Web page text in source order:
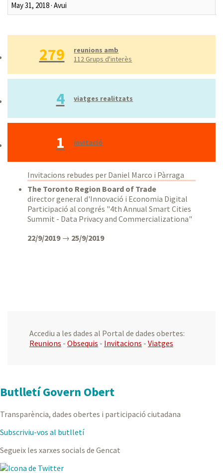
Darrers tres mesos
Darrer any
Rang personalitzat
279
reunions amb
112 Grups d'interès
4 viatges realitzats
1 invitació
Invitacions rebudes per Daniel Marco i Pàrraga
The Toronto Region Board of Trade
director general d'Innovació i Economia Digital
Participació al congrés "4th Annual Smart Cities
Summit - Data Privacy and Commercializationa"
22/9/2019→ 25/9/2019
Accediu a les dades al Portal de dades obertes:
Reunions - Obsequis - Invitacions - Viatges
Butlletí Govern Obert
Transparència, dades obertes i participació ciutadana
Subscriviu-vos al butlletí
Segueix les xarxes socials de Gencat